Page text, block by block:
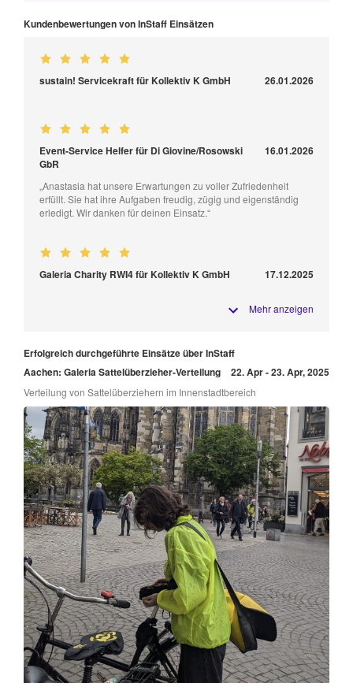
Kundenbewertungen von InStaff Einsätzen
sustain! Servicekraft für Kollektiv K GmbH 26.01.2026
Event-Service Helfer für Di Giovine/Rosowski
GbR
16.01.2026
„Anastasia hat unsere Erwartungen zu voller Zufriedenheit
erfüllt. Sie hat ihre Aufgaben freudig, zügig und eigenständig
erledigt. Wir danken für deinen Einsatz.“
Galeria Charity RWI4 für Kollektiv K GmbH 17.12.2025
Mehr anzeigen
Erfolgreich durchgeführte Einsätze über InStaff
Aachen: Galeria Sattelüberzieher-Verteilung
22. Apr - 23. Apr, 2025
Verteilung von Sattelüberziehern im Innenstadtbereich